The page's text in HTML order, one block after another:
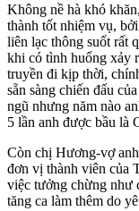
Không nề hà khó
thành tốt nhiệm vụ,
liên lạc thông suốt rất
khi có tình huống xảy
truyền đi kịp thời,
sẵn sàng chiến đấu
ngũ nhưng năm nào
5 lần anh được bầu là
Còn chị Hương-vợ
đơn vị thành viên của
việc tưởng chừng như
tăng ca làm thêm do